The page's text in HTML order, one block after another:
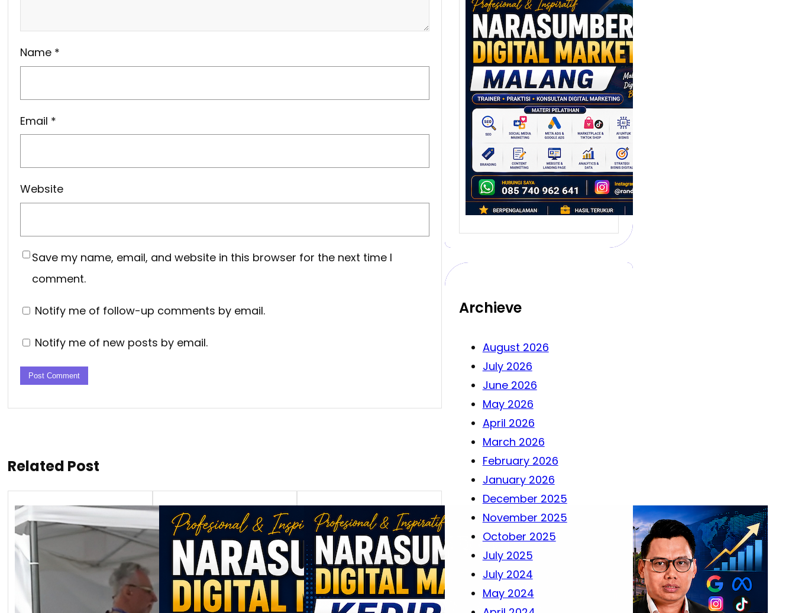
Name *
Email *
Website
Save my name, email, and website in this browser for the next time I
comment.
Notify me of follow-up comments by email.
Notify me of new posts by email.
Related Post
Narasumber
Digital Marketing
Malang:
Menyiapkan
Talenta Digital
yang Siap
Menghadapi Dunia
Bisnis Modern
Malang dikenal sebagai
salah satu kota yang
melahirkan banyak ide,
…
Archieve
August 2026
July 2026
June 2026
May 2026
April 2026
March 2026
February 2026
January 2026
December 2025
November 2025
October 2025
July 2025
July 2024
May 2024